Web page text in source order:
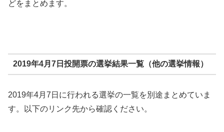
どをまとめます。
2019年4月7日投開票の選挙結果一覧（他の選挙情報）
2019年4月7日に行われる選挙の一覧を別途まとめていま
す。以下のリンク先から確認ください。